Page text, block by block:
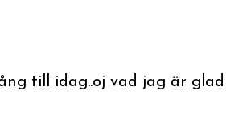
till idag..oj vad jag är glad